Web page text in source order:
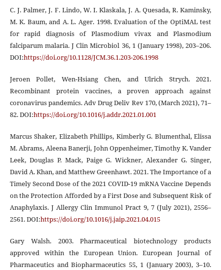
C. J. Palmer, J. F. Lindo, W. I. Klaskala, J. A. Quesada, R. Kaminsky,
M. K. Baum, and A. L. Ager. 1998. Evaluation of the OptiMAL test
for rapid diagnosis of Plasmodium vivax and Plasmodium
falciparum malaria. J Clin Microbiol 36, 1 (January 1998), 203–206.
DOI:https://doi.org/10.1128/JCM.36.1.203-206.1998
Jeroen Pollet, Wen-Hsiang Chen, and Ulrich Strych. 2021.
Recombinant protein vaccines, a proven approach against
coronavirus pandemics. Adv Drug Deliv Rev 170, (March 2021), 71–
82. DOI:https://doi.org/10.1016/j.addr.2021.01.001
Marcus Shaker, Elizabeth Phillips, Kimberly G. Blumenthal, Elissa
M. Abrams, Aleena Banerji, John Oppenheimer, Timothy K. Vander
Leek, Douglas P. Mack, Paige G. Wickner, Alexander G. Singer,
David A. Khan, and Matthew Greenhawt. 2021. The Importance of a
Timely Second Dose of the 2021 COVID-19 mRNA Vaccine Depends
on the Protection Afforded by a First Dose and Subsequent Risk of
Anaphylaxis. J Allergy Clin Immunol Pract 9, 7 (July 2021), 2556–
2561. DOI:https://doi.org/10.1016/j.jaip.2021.04.015
Gary Walsh. 2003. Pharmaceutical biotechnology products
approved within the European Union. European Journal of
Pharmaceutics and Biopharmaceutics 55, 1 (January 2003), 3–10.